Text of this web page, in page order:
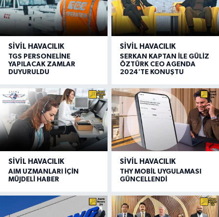
SIVIL HAVACILIK
TGS PERSONELİNE
YAPILACAK ZAMLAR
DUYURULDU
SIVIL HAVACILIK
SERKAN KAPTAN İLE GÜLİZ
ÖZTÜRK CEO AGENDA
2024'TE KONUŞTU
SIVIL HAVACILIK
AIM UZMANLARI İÇİN
MÜJDELİ HABER
SIVIL HAVACILIK
THY MOBİL UYGULAMASI
GÜNCELLENDİ